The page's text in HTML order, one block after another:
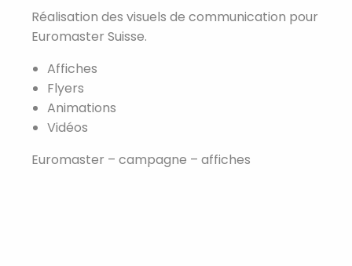
Réalisation des visuels de communication pour
Euromaster Suisse.
Affiches
Flyers
Animations
Vidéos
Euromaster – campagne – affiches